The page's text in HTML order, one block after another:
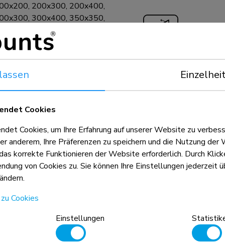
200x300, 200x400,
300x400, 350x350,
440x400, 600x200,
5 Jahre
Cookies
Cookies, um Ihre Erfahrung auf unserer Website zu
anderem, Ihre Präferenzen zu speichern und die Nutzung der
korrekte Funktionieren der Website erforderlich. Durch
von Cookies zu. Sie können Ihre Einstellungen jederzeit
Cookies
Einstellungen